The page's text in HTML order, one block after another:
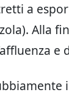
a
Alla
e